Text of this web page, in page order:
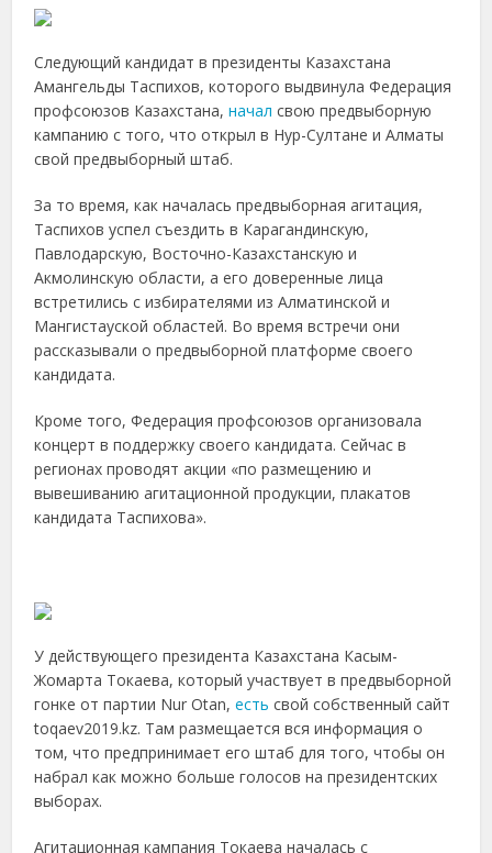
Следующий кандидат в президенты Казахстана
Амангельды Таспихов, которого выдвинула Федерация
профсоюзов Казахстана,начал свою предвыборную
кампанию с того, что открыл в Нур-Султане и Алматы
свой предвыборный штаб.
За то время, как началась предвыборная агитация,
Таспихов успел съездить в Карагандинскую,
Павлодарскую, Восточно-Казахстанскую и
Акмолинскую области, а его доверенные лица
встретились с избирателями из Алматинской и
Мангистауской областей. Во время встречи они
рассказывали о предвыборной платформе своего
кандидата.
Кроме того, Федерация профсоюзов организовала
концерт в поддержку своего кандидата. Сейчас в
регионах проводят акции «по размещению и
вывешиванию агитационной продукции, плакатов
кандидата Таспихова».
У действующего президента Казахстана Касым-
Жомарта Токаева, который участвует в предвыборной
гонке от партии Nur Otan,есть свой собственный сайт
toqaev2019.kz. Там размещается вся информация о
том, что предпринимает его штаб для того, чтобы он
набрал как можно больше голосов на президентских
выборах.
Агитационная кампания Токаева началась с